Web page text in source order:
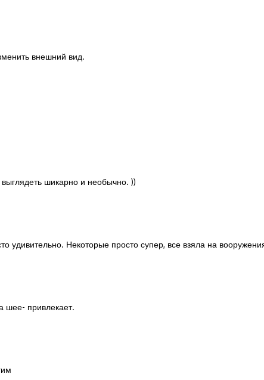
внешний вид.
шикарно и необычно. ))
Некоторые просто супер, все взяла на
шее- привлекает.